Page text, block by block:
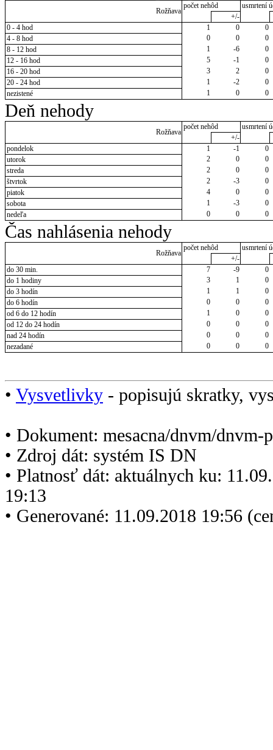
Rožňava
počet nehôd
usmrtení
+/-
0 - 4 hod
1 0
0
4 - 8 hod
0 0
0
8 - 12 hod
1 -6
0
12 - 16 hod
5 -1
0
16 - 20 hod
3 2
0
20 - 24 hod
1 -2
0
nezistené
1 0 0
Deň nehody
Rožňava
počet nehôd
usmrtení
+/-
pondelok
1 -1
0
utorok
2 0
0
streda
2 0
0
štvrtok
2 -3
0
piatok
4 0
0
sobota
1 -3
0
nedeľa
0 0 0
Čas nahlásenia nehody
Rožňava
počet nehôd
usmrtení
+/-
do 30 min.
7 -9
0
do 1 hodiny
3 1
0
do 3 hodín
1 1
0
do 6 hodín
0 0
0
od 6 do 12 hodín
1 0
0
od 12 do 24 hodín
0 0
0
nad 24 hodín
0 0
0
nezadané
0 0 0
• Vysvetlivky - popisujú skratky,
• Dokument: mesacna/dnvm/dnvm-
• Zdroj dát: systém IS DN
• Platnosť dát: aktuálnych ku:
19:13
• Generované: 11.09.2018 19:56